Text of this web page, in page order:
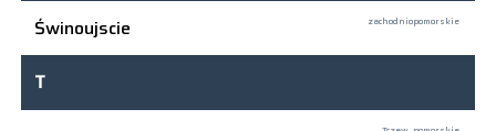
Świnoujscie
zachodniopomorskie
T